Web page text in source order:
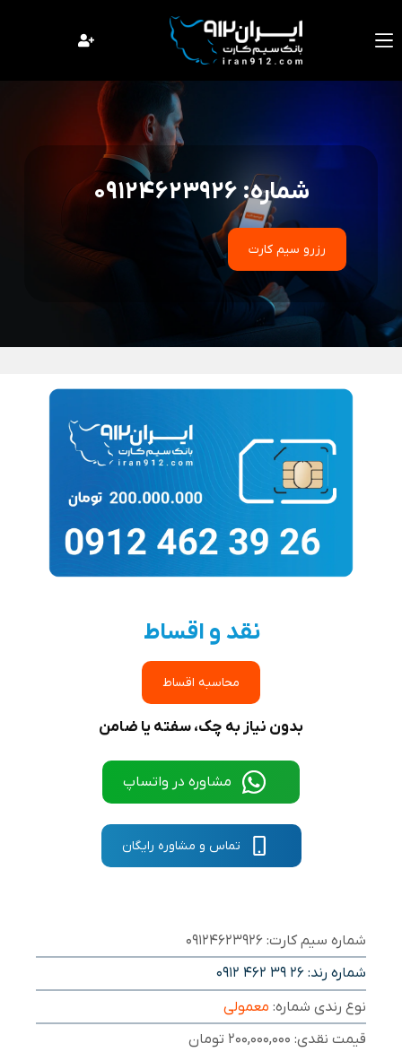
محتوا
شماره: 09124623926
رزرو سیم کارت
نقد و اقساط
محاسبه اقساط
بدون نیاز به چک، سفته یا ضامن
مشاوره در واتساپ
تماس و مشاوره رایگان
شماره سیم کارت: 09124623926
شماره رند:0912 462 39 26
نوع رندی شماره: معمولی
قیمت نقدی: 200,000,000 تومان